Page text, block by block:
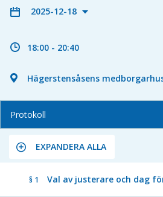
2025-12-18
18:00 - 20:40
Hägerstensåsens
Protokoll
EXPANDERA ALLA
§ 1 Val av justerare och dag